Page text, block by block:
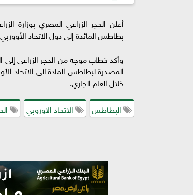
أعلن الحجر الزراعي المصري بوزارة
بطاطس المائدة إلى دول الاتحاد الأووربي حتى يوم 30 نوفمبر المقبل
وأكد خطاب موجه من الحجر الزراعي إلى
خلال العام الجاري.
البطاطس
الاتحاد الاوروبي